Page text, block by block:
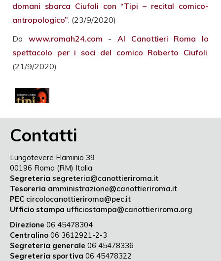
domani sbarca Ciufoli con “Tipi – recital comico-
antropologico” . (23/9/2020)
Da www.romah24.com -Al Canottieri Roma lo
spettacolo per i soci del comico Roberto Ciufoli
(21/9/2020)
Contatti
Lungotevere Flaminio 39
00196 Roma (RM) Italia
Segreteria segreteria@canottieriroma.it
Tesoreria amministrazione@canottieriroma.it
PEC circolocanottieriroma@pec.it
Ufficio stampa ufficiostampa@canottieriroma.org
Direzione 06 45478304
Centralino 06 3612921-2-3
Segreteria generale 06 45478336
Segreteria sportiva 06 45478322